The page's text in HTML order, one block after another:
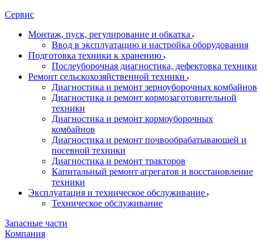
Сервис
Монтаж, пуск, регулирование и обкатка
Ввод в эксплуатацию и настройка оборудования
Подготовка техники к хранению
Послеуборочная диагностика, дефектовка техники
Ремонт сельскохозяйственной техники
Диагностика и ремонт зерноуборочных комбайнов
Диагностика и ремонт кормозаготовительной
техники
Диагностика и ремонт кормоуборочных
комбайнов
Диагностика и ремонт почвообрабатывающей и
посевной техники
Диагностика и ремонт тракторов
Капитальный ремонт агрегатов и восстановление
техники
Эксплуатация и техническое обслуживание
Техническое обслуживание
Запасные части
Компания